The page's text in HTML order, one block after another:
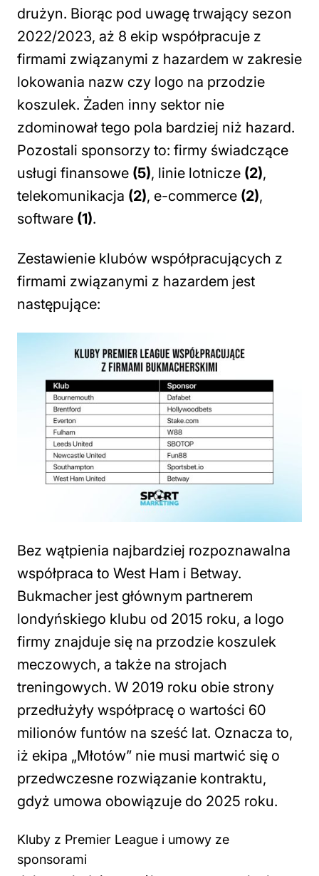
drużyn. Biorąc pod uwagę trwający sezon
2022/2023, aż 8 ekip współpracuje z
firmami związanymi z hazardem w zakresie
lokowania nazw czy logo na przodzie
koszulek. Żaden inny sektor nie
zdominował tego pola bardziej niż hazard.
Pozostali sponsorzy to: firmy świadczące
usługi finansowe (5), linie lotnicze (2),
telekomunikacja (2), e-commerce (2),
software (1).
Zestawienie klubów współpracujących z
firmami związanymi z hazardem jest
następujące:
Bez wątpienia najbardziej rozpoznawalna
współpraca to West Ham i Betway.
Bukmacher jest głównym partnerem
londyńskiego klubu od 2015 roku, a logo
firmy znajduje się na przodzie koszulek
meczowych, a także na strojach
treningowych. W 2019 roku obie strony
przedłużyły współpracę o wartości 60
milionów funtów na sześć lat. Oznacza to,
iż ekipa „Młotów” nie musi martwić się o
przedwczesne rozwiązanie kontraktu,
gdyż umowa obowiązuje do 2025 roku.
Kluby z Premier League i umowy ze
sponsorami